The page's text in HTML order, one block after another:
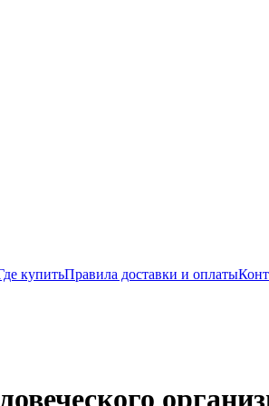
купитьПравила доставки и оплаты